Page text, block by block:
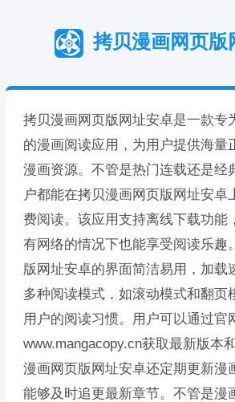
拷贝漫画网页版
拷贝漫画网页版网址安卓是一款专
的漫画阅读应用，为用户提供海量
漫画资源。不管是热门连载还是经
户都能在拷贝漫画网页版网址安卓
费阅读。该应用支持离线下载功能
有网络的情况下也能享受阅读乐趣
版网址安卓的界面简洁易用，加载
多种阅读模式，如滚动模式和翻页
用户的阅读习惯。用户可以通过官
www.mangacopy.cn获取最新版本
漫画网页版网址安卓还定期更新漫
能够及时追更最新章节。不管是漫